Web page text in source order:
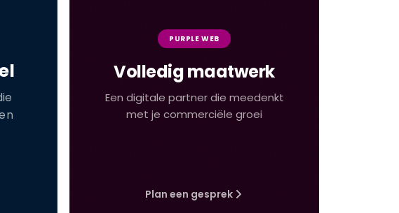
PURPLE WEB
Volledig maatwerk
Een digitale partner die meedenkt
met je commerciële groei
Plan een gesprek